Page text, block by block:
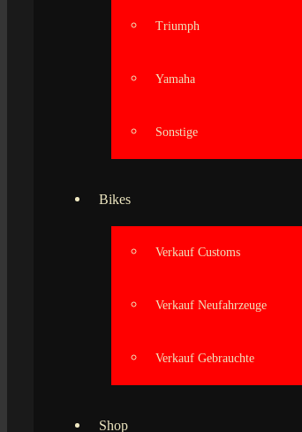
Triumph
Yamaha
Sonstige
Bikes
Verkauf Customs
Verkauf Neufahrzeuge
Verkauf Gebrauchte
Shop